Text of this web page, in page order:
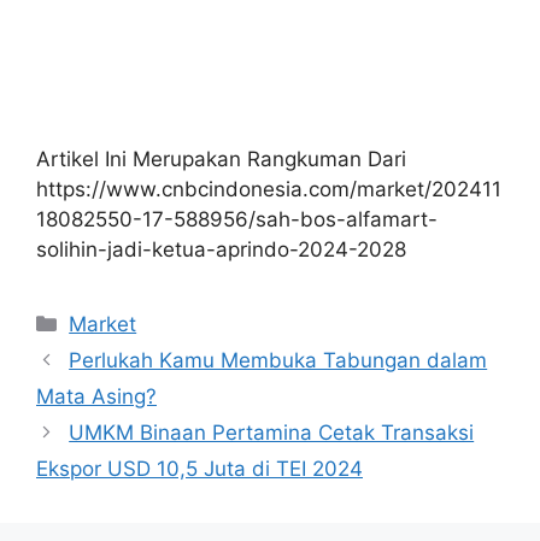
Artikel Ini Merupakan Rangkuman Dari
https://www.cnbcindonesia.com/market/202411
18082550-17-588956/sah-bos-alfamart-
solihin-jadi-ketua-aprindo-2024-2028
Kategori
Market
Perlukah Kamu Membuka Tabungan dalam
Mata Asing?
UMKM Binaan Pertamina Cetak Transaksi
Ekspor USD 10,5 Juta di TEI 2024